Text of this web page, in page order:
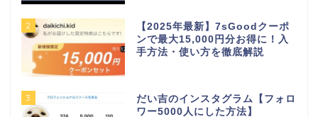
2
【2025年最新】7sGoodクーポ
ンで最大15,000円分お得に！入
手方法・使い方を徹底解説
3
だい吉のインスタグラム【フォロ
ワー5000人にした方法】